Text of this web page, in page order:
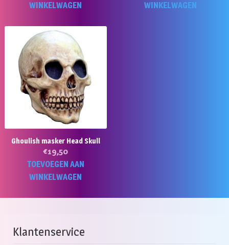
WINKELWAGEN
WINKELWAGEN
Ghoulish masker Head Skull
€19,50
TOEVOEGEN AAN
WINKELWAGEN
Klantenservice